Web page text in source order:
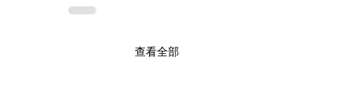
查看全部